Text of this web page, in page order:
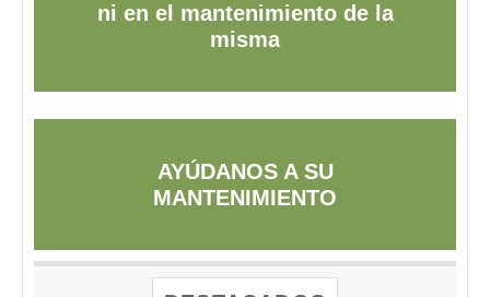
ni en el mantenimiento de la
misma
AYÚDANOS A SU
MANTENIMIENTO